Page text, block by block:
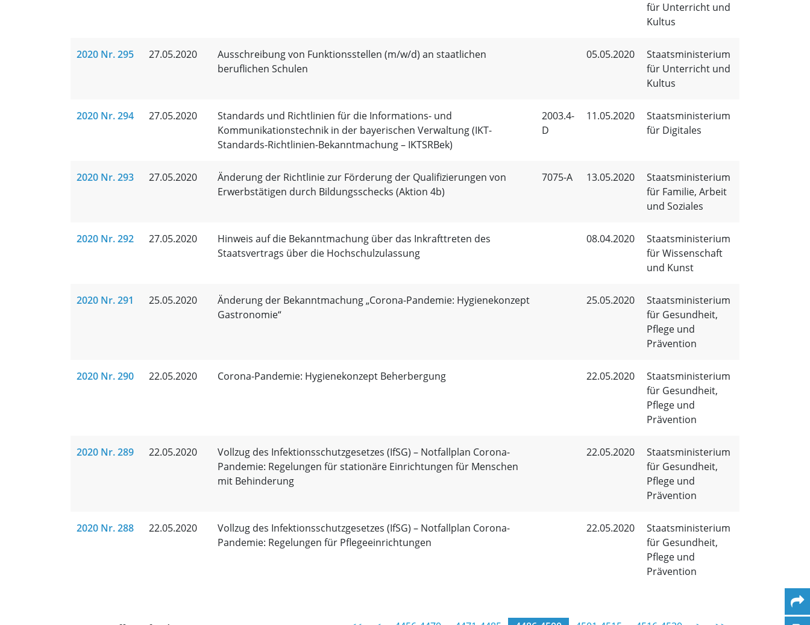
für Unterricht und
Kultus
2020 Nr. 295 27.05.2020
Ausschreibung von Funktionsstellen (m/w/d) an staatlichen
beruflichen Schulen
05.05.2020
Staatsministerium
für Unterricht und
Kultus
2020 Nr. 294 27.05.2020
Standards und Richtlinien für die Informations- und
Kommunikationstechnik in der bayerischen Verwaltung (IKT-
Standards-Richtlinien-Bekanntmachung – IKTSRBek)
2003.4-
D
11.05.2020
Staatsministerium
für Digitales
2020 Nr. 293 27.05.2020
Änderung der Richtlinie zur Förderung der Qualifizierungen von
Erwerbstätigen durch Bildungsschecks (Aktion 4b)
7075-A 13.05.2020
Staatsministerium
für Familie, Arbeit
und Soziales
2020 Nr. 292 27.05.2020
Hinweis auf die Bekanntmachung über das Inkrafttreten des
Staatsvertrags über die Hochschulzulassung
08.04.2020
Staatsministerium
für Wissenschaft
und Kunst
2020 Nr. 291 25.05.2020
Änderung der Bekanntmachung „Corona-Pandemie: Hygienekonzept
Gastronomie“
25.05.2020
Staatsministerium
für Gesundheit,
Pflege und
Prävention
2020 Nr. 290 22.05.2020 Corona-Pandemie: Hygienekonzept Beherbergung 22.05.2020
Staatsministerium
für Gesundheit,
Pflege und
Prävention
2020 Nr. 289 22.05.2020
Vollzug des Infektionsschutzgesetzes (IfSG) – Notfallplan Corona-
Pandemie: Regelungen für stationäre Einrichtungen für Menschen
mit Behinderung
22.05.2020
Staatsministerium
für Gesundheit,
Pflege und
Prävention
2020 Nr. 288 22.05.2020
Vollzug des Infektionsschutzgesetzes (IfSG) – Notfallplan Corona-
Pandemie: Regelungen für Pflegeeinrichtungen
22.05.2020
Staatsministerium
für Gesundheit,
Pflege und
Prävention